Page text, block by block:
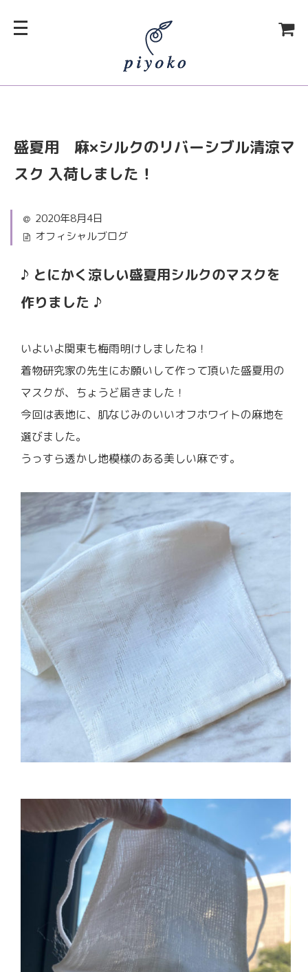
盛夏用 麻×シルクのリバーシブル清涼マ
スク 入荷しました！
2020年8月4日
オフィシャルブログ
♪ とにかく涼しい盛夏用シルクのマスクを
作りました ♪
いよいよ関東も梅雨明けしましたね！
着物研究家の先生にお願いして作って頂いた盛夏用の
マスクが、ちょうど届きました！
今回は表地に、肌なじみのいいオフホワイトの麻地を
選びました。
うっすら透かし地模様のある美しい麻です。